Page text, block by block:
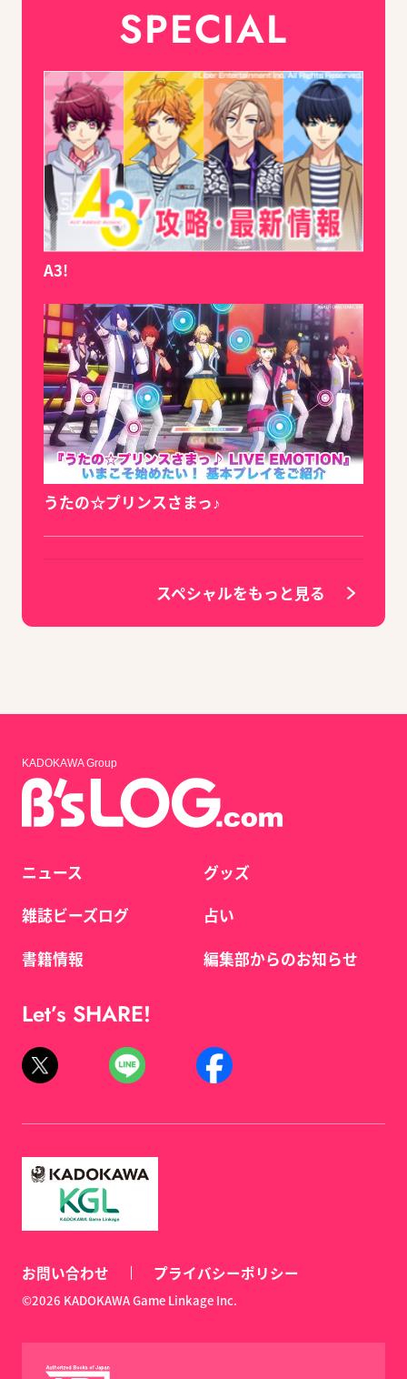
SPECIAL
A3!
うたの☆プリンスさまっ♪
スペシャルをもっと見る
KADOKAWA Group
ニュース
雑誌ビーズログ
書籍情報
グッズ
占い
編集部からのお知らせ
Let’s SHARE!
お問い合わせ プライバシーポリシー
©2026 KADOKAWA Game Linkage Inc.